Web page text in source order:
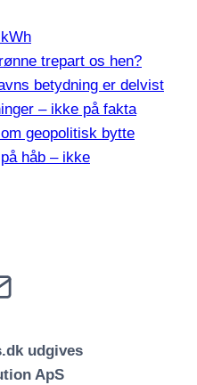
trepart os hen?
betydning er delvist
– ikke på fakta
geopolitisk bytte
håb – ikke
udgives
ApS